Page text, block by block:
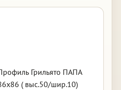
Грильято ПАПА
( выс.50/шир.10)